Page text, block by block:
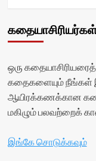
ஒரு
கதைகளையும் நீங்கள்
ஆயிரக்கணக்கான
மகிழும் பலவற்றைக்
இங்கே சொடுக்கவும்